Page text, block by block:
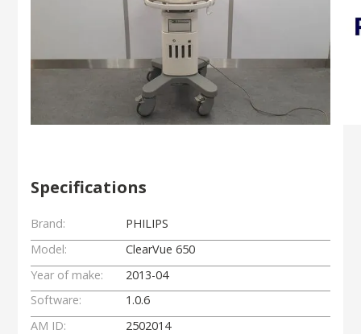
Specifications
Brand:
PHILIPS
Model:
ClearVue 650
Year of make:
2013-04
Software:
1.0.6
AM ID:
2502014